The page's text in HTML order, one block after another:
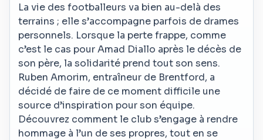
La vie des footballeurs va bien au-delà des
terrains ; elle s’accompagne parfois de drames
personnels. Lorsque la perte frappe, comme
c’est le cas pour Amad Diallo après le décès de
son père, la solidarité prend tout son sens.
Ruben Amorim, entraîneur de Brentford, a
décidé de faire de ce moment difficile une
source d’inspiration pour son équipe.
Découvrez comment le club s’engage à rendre
hommage à l’un de ses propres, tout en se